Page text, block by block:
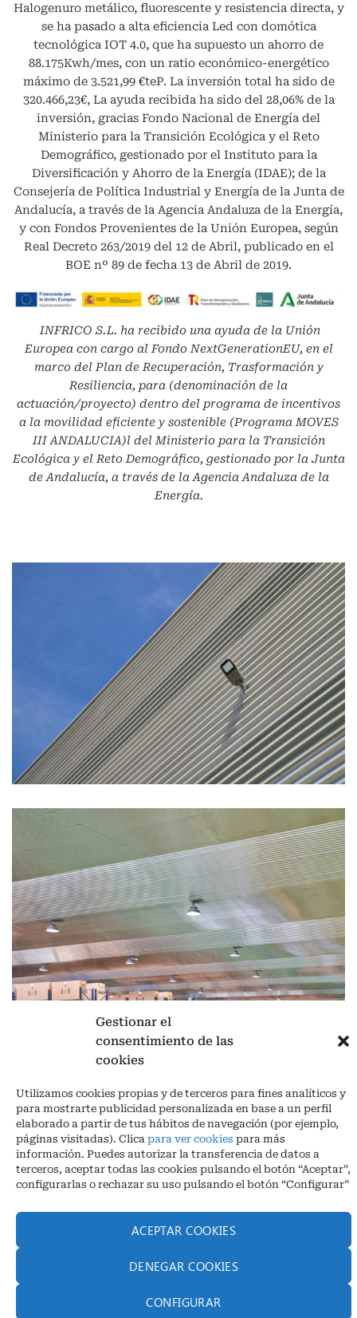
Gestionar el
consentimiento de las
cookies
Utilizamos cookies propias y de terceros para fines analíticos y
para mostrarte publicidad personalizada en base a un perfil
elaborado a partir de tus hábitos de navegación (por ejemplo,
páginas visitadas). Clica para ver cookies para más
información. Puedes autorizar la transferencia de datos a
terceros, aceptar todas las cookies pulsando el botón “Aceptar”,
configurarlas o rechazar su uso pulsando el botón “Configurar”
ACEPTAR COOKIES
DENEGAR COOKIES
CONFIGURAR
Halogenuro metálico, fluorescente y resistencia directa, y
se ha pasado a alta eficiencia Led con domótica
tecnológica IOT 4.0, que ha supuesto un ahorro de
88.175Kwh/mes, con un ratio económico-energético
máximo de 3.521,99 €teP. La inversión total ha sido de
320.466,23€, La ayuda recibida ha sido del 28,06% de la
inversión, gracias Fondo Nacional de Energía del
Ministerio para la Transición Ecológica y el Reto
Demográfico, gestionado por el Instituto para la
Diversificación y Ahorro de la Energía (IDAE); de la
Consejería de Política Industrial y Energía de la Junta de
Andalucía, a través de la Agencia Andaluza de la Energía,
y con Fondos Provenientes de la Unión Europea, según
Real Decreto 263/2019 del 12 de Abril, publicado en el
BOE nº 89 de fecha 13 de Abril de 2019.
INFRICO S.L. ha recibido una ayuda de la Unión
Europea con cargo al Fondo NextGenerationEU, en el
marco del Plan de Recuperación, Trasformación y
Resiliencia, para (denominación de la
actuación/proyecto) dentro del programa de incentivos
a la movilidad eficiente y sostenible (Programa MOVES
III ANDALUCIA)l del Ministerio para la Transición
Ecológica y el Reto Demográfico, gestionado por la Junta
de Andalucía, a través de la Agencia Andaluza de la
Energía.
Aviso legal|Política de privacidad
Ctra. A-3132, De Aguilar a A-318 por Moriles km 15,5 M.I. (Córdoba)
España
COORDENADAS: Latitud: 37,40 – Longitud -04,58 | Telf. + 34 957 51
30 68
info@infrico.com Infrico SL 2026©. Diseñado porBabait Technology